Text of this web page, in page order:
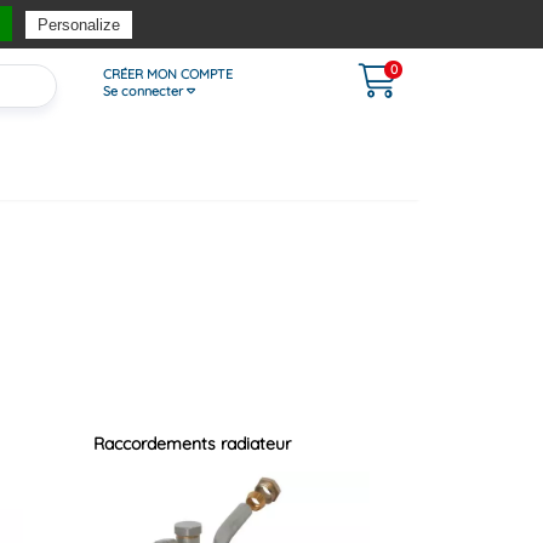
dès 90€*Satisfait ou remboursé*
CRÉER MON COMPTE
Se connecter
0
Raccordements radiateur
Personalize